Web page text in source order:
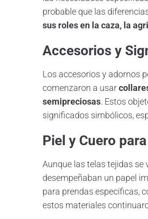
probable que las
sus roles en la caza, la
Accesorios y
Los accesorios y adornos
comenzaron a usar
semipreciosas. Estos
significados simbólicos,
Piel y Cuero
Aunque las telas tejidas
desempeñaban un papel
para prendas específicas,
estos materiales